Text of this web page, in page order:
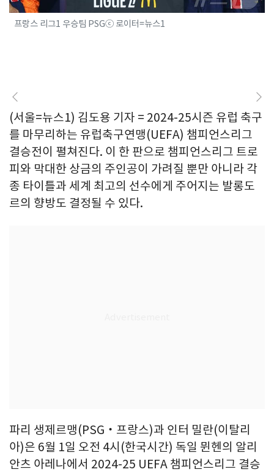
프랑스 리그1 우승팀 PSGⓒ 로이터=뉴스1
(서울=뉴스1) 김도용 기자 = 2024-25시즌 유럽 축구
를 마무리하는 유럽축구연맹(UEFA) 챔피언스리그
결승전이 펼쳐진다. 이 한 판으로 챔피언스리그 트로
피와 막대한 상금의 주인공이 가려질 뿐만 아니라 각
종 타이틀과 세계 최고의 선수에게 주어지는 발롱도
르의 향방도 결정될 수 있다.
파리 생제르맹(PSG‧프랑스)과 인터 밀란(이탈리
아)은 6월 1일 오전 4시(한국시간) 독일 뮌헨의 알리
안츠 아레나에서 2024-25 UEFA 챔피언스리그 결승